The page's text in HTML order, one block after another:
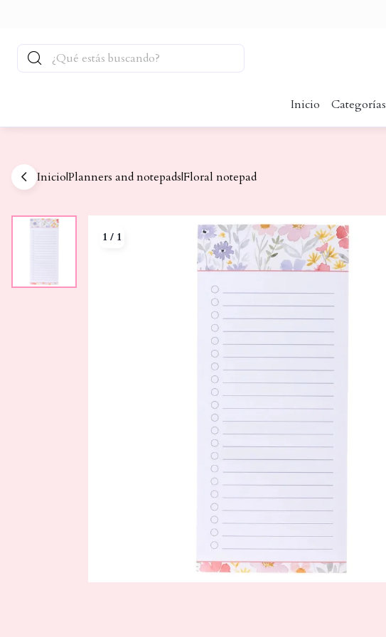
Inicio Categorías
Inicio|Planners and notepads|Floral notepad
1 / 1